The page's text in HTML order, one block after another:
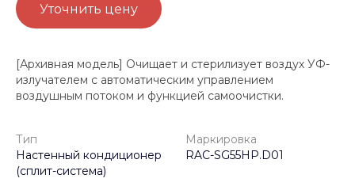
Уточнить цену
[Архивная модель] Очищает и стерилизует воздух УФ-
излучателем с автоматическим управлением
воздушным потоком и функцией самоочистки.
Тип
Настенный кондиционер
(сплит-система)
Маркировка
RAC-SG55HP.D01